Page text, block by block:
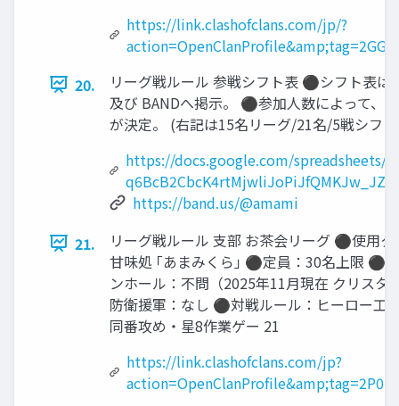
https://link.clashofclans.com/jp/?
20.
リーグ戦ルール 参戦シフト表 ⚫シフト表は
及び BANDへ掲示。 ⚫参加人数によって、
が決定。 (右記は15名リーグ/21名/5戦シフ
https://docs.google.com/spreadsheets/
https://band.us/@amami
21.
リーグ戦ルール 支部 お茶会リーグ ⚫使用
甘味処 ｢あまみくら｣ ⚫定員：30名上限 ⚫
ンホール：不問（2025年11月現在 クリスタ
防衛援軍：なし ⚫対戦ルール：ヒーロー工
同番攻め・星8作業ゲー 21
https://link.clashofclans.com/jp?